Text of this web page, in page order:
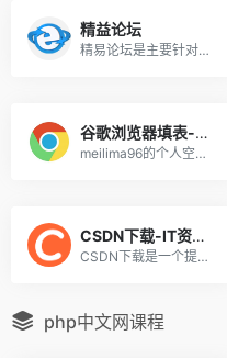
精益论坛
精易论坛是主要针对大连大有吴涛易语言软件开发有限公司开发的中文编程软件“易语言”而创办的网络社区。
谷歌浏览器填表-易语言
meilima96的个人空间 - 哔哩哔哩 ( ゜- ゜)つロ 乾杯~ Bilibili
CSDN下载-IT资源大本营
CSDN下载是一个提供学习资源、源码、在线学习视频、IT电子书、各类免费软件等下载服务的IT资源大本营,致力于为软件开发者提供知识传播、资源共享、共同学习的优质学习资源平台.
php中文网课程